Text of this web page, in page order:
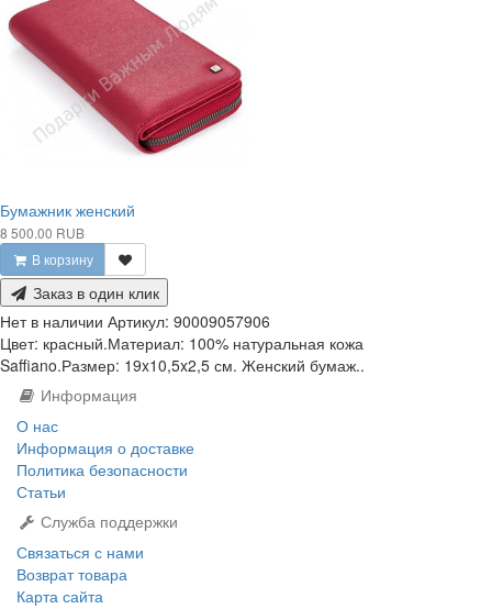
Бумажник женский
8 500.00 RUB
В корзину
Заказ в один клик
Нет в наличии Артикул: 90009057906
Цвет: красный.Материал: 100% натуральная кожа
Saffiano.Размер: 19x10,5x2,5 см. Женский бумаж..
Информация
О нас
Информация о доставке
Политика безопасности
Статьи
Служба поддержки
Связаться с нами
Возврат товара
Карта сайта